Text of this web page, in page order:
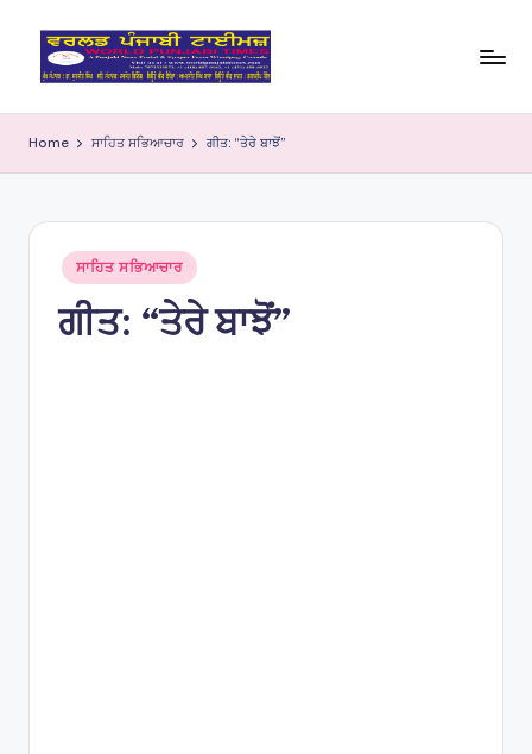
o
rl
d
nj
Home ਸਾਹਿਤ ਸਭਿਆਚਾਰ ਗੀਤ: “ਤੇਰੇ ਬਾਝੋਂ”
Posted
in
ਸਾਹਿਤ ਸਭਿਆਚਾਰ
ਗੀਤ: “ਤੇਰੇ ਬਾਝੋਂ”